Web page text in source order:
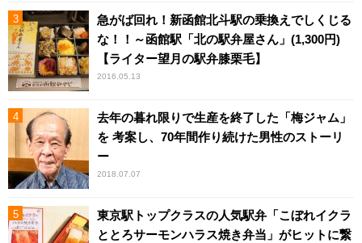
急がば回れ！新函館北斗駅の乗換えでしくじる
な！！～函館駅「北の駅弁屋さん」(1,300円)
【ライター望月の駅弁膝栗毛】
2016.05.13
去年の暮れ限りで生産を終了した「梅ジャム」
を 考案し、70年間作り続けた男性のストーリ
ー
2018.07.07
東京駅トップクラスの人気駅弁「こぼれイクラ
ととろサーモンハラス焼き弁当」がヒットに繋